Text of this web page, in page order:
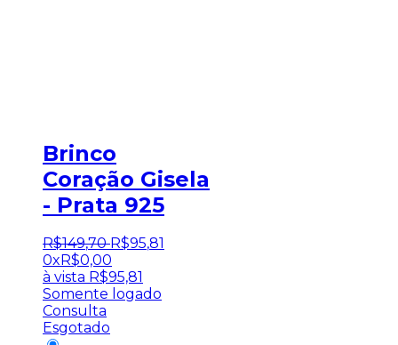
Brinco
Coração Gisela
- Prata 925
R$149,70 R$95,81
0x R$0,00
à vista R$95,81
Somente logado
Consulta
Esgotado